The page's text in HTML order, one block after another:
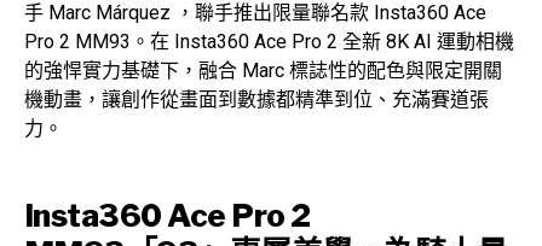
手 Marc Márquez ，聯手推出限量聯名款 Insta360 Ace
Pro 2 MM93。在 Insta360 Ace Pro 2 全新 8K AI 運動相機
的強悍實力基礎下，融合 Marc 標誌性的配色與限定開關
機動畫，讓創作從畫面到數據都精準到位、充滿賽道張
力。
Insta360 Ace Pro 2